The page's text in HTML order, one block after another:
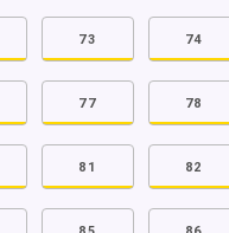
73 74
77 78
81 82